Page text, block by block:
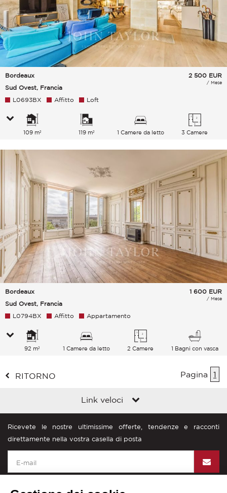
Bordeaux
Sud Ovest, Francia
2 500 EUR
/ Mese
L0693BX Affitto Loft
109 m² 119 m² 1 Camere da letto 3 Camere
Bordeaux
Sud Ovest, Francia
1 600 EUR
/ Mese
L0794BX Affitto Appartamento
92 m² 1 Camere da letto 2 Camere 1 Bagni con vasca
RITORNO Pagina 1
Link veloci
Ricevete le nostre ultimissime offerte, tendenze e racconti
direttamente nella vostra casella di posta